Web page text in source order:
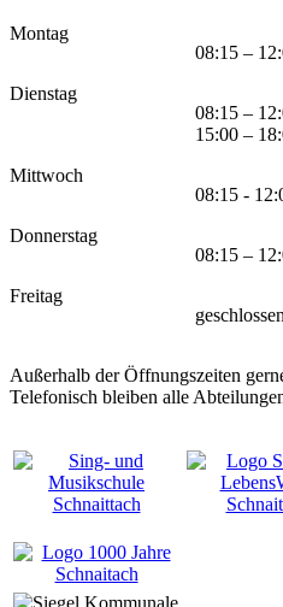
Montag
08:15 –
Dienstag
08:15 –
15:00 –
Mittwoch
08:15 -
Donnerstag
08:15 –
Freitag
geschlossen
Außerhalb der Öffnungszeiten
Telefonisch bleiben alle